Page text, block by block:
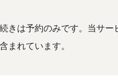
きは予約のみです。当サー
まれています。